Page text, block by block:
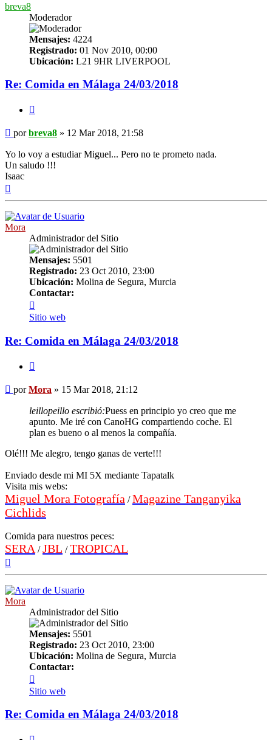
breva8
Moderador
Mensajes: 4224
Registrado: 01 Nov 2010, 00:00
Ubicación: L21 9HR LIVERPOOL
Re: Comida en Málaga 24/03/2018
Mensaje
porbreva8 » 12 Mar 2018, 21:58
Yo lo voy a estudiar Miguel... Pero no te prometo nada.
Un saludo !!!
Isaac
Mora
Administrador del Sitio
Mensajes: 5501
Registrado: 23 Oct 2010, 23:00
Ubicación: Molina de Segura, Murcia
Contactar:
Mora
Sitio web
Re: Comida en Málaga 24/03/2018
Mensaje
porMora » 15 Mar 2018, 21:12
leillopeillo escribió:Puess en principio yo creo que me
apunto. Me iré con CanoHG compartiendo coche. El
plan es bueno o al menos la compañía.
Olé!!! Me alegro, tengo ganas de verte!!!
Enviado desde mi MI 5X mediante Tapatalk
Visita mis webs:
Miguel Mora Fotografía /Magazine Tanganyika
Cichlids
Comida para nuestros peces:
SERA /JBL /TROPICAL
Mora
Administrador del Sitio
Mensajes: 5501
Registrado: 23 Oct 2010, 23:00
Ubicación: Molina de Segura, Murcia
Contactar:
Mora
Sitio web
Re: Comida en Málaga 24/03/2018